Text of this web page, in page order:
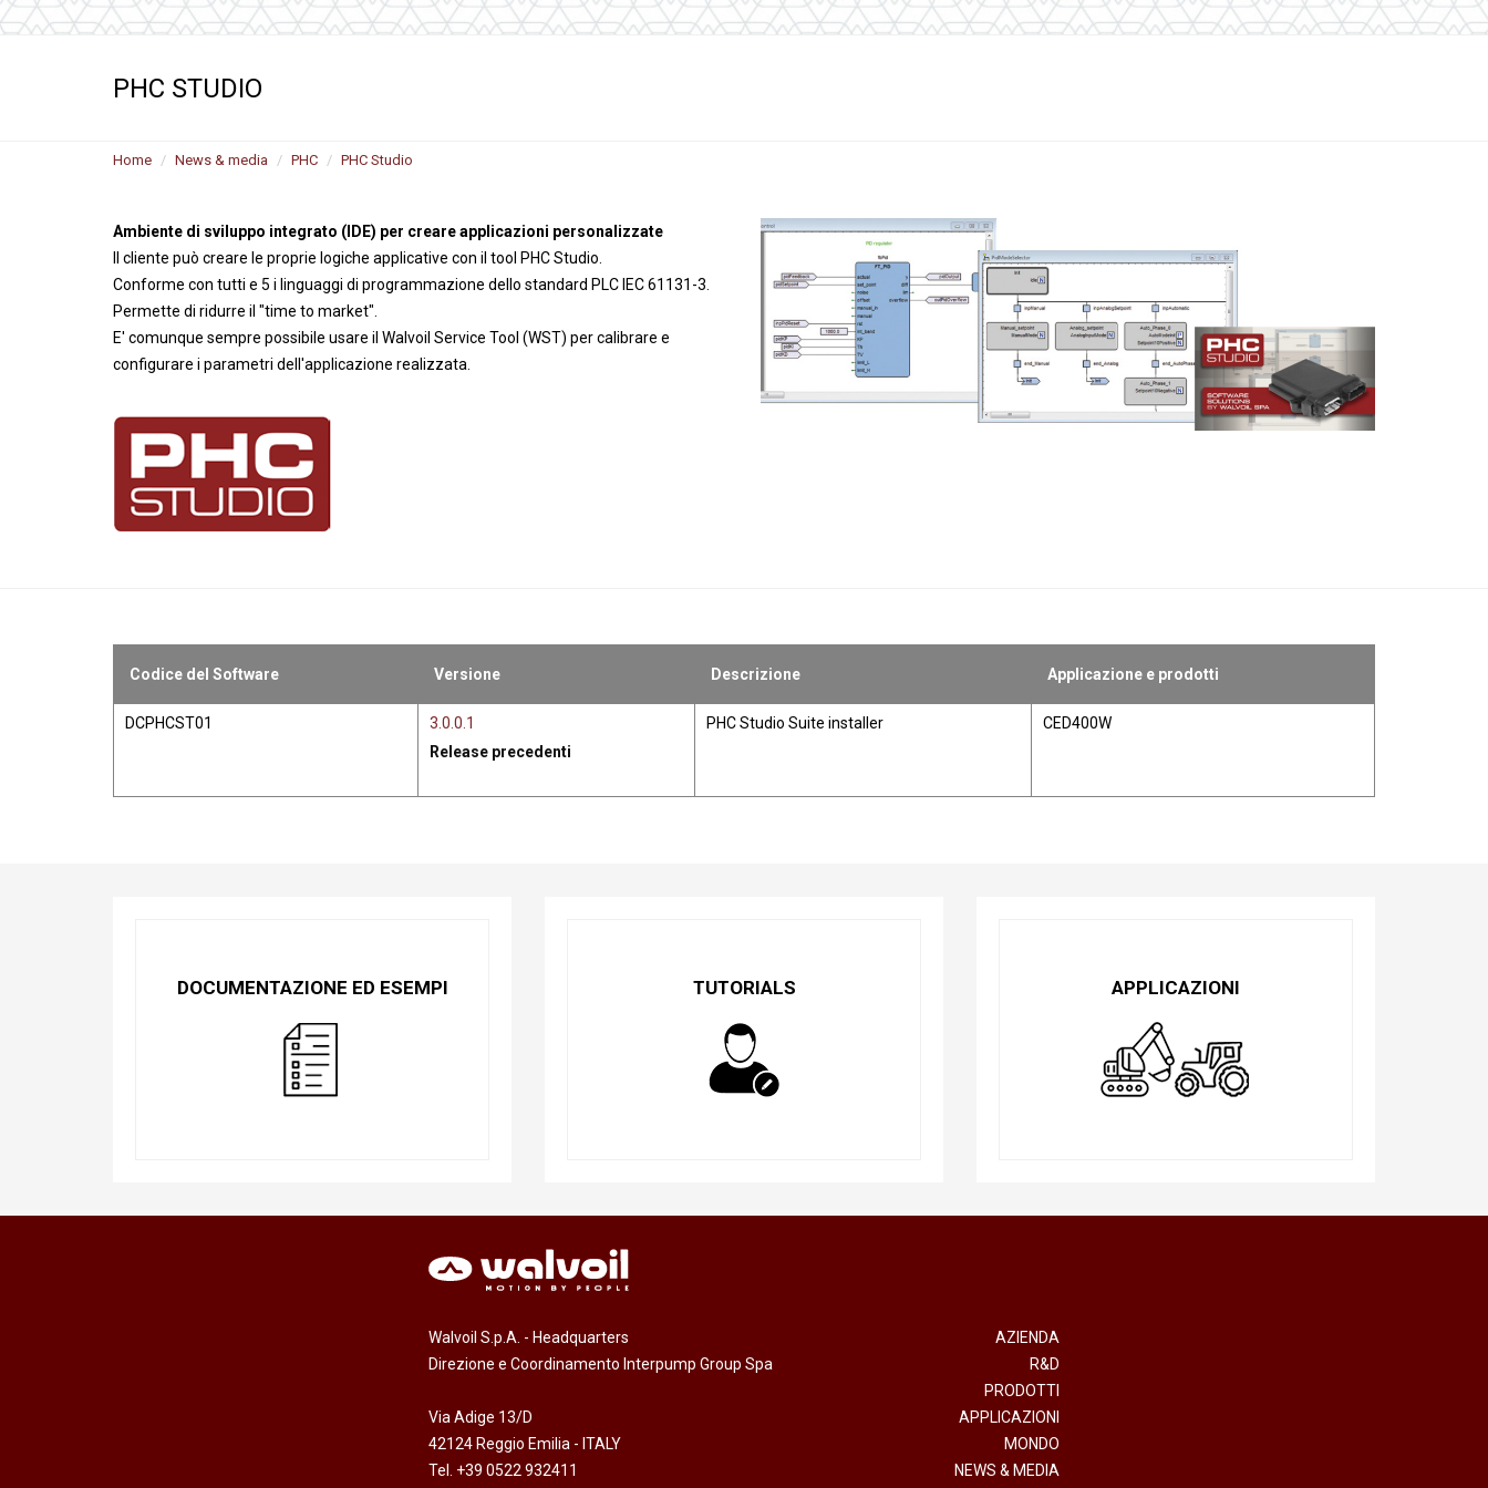
Motori ad ingranaggi in
ghisa
Servocomandi idraulici ed
Cablaggi
PHC STUDIO
Home News & media PHC PHC Studio
Ambiente di sviluppo integrato (IDE) per creare applicazioni personalizzate
Il cliente può creare le proprie logiche applicative con il tool PHC Studio.
Conforme con tutti e 5 i linguaggi di programmazione dello standard PLC IEC 61131-3.
Permette di ridurre il "time to market".
E' comunque sempre possibile usare il Walvoil Service Tool (WST) per calibrare e
configurare i parametri dell'applicazione realizzata.
Codice del Software Versione Descrizione Applicazione e prodotti
DCPHCST01
3.0.0.1
Release precedenti
PHC Studio Suite installer CED400W
DOCUMENTAZIONE ED ESEMPI TUTORIALS APPLICAZIONI
Walvoil S.p.A. - Headquarters
Direzione e Coordinamento Interpump Group Spa
Via Adige 13/D
42124 Reggio Emilia - ITALY
Tel. +39 0522 932411
AZIENDA
R&D
PRODOTTI
APPLICAZIONI
MONDO
NEWS & MEDIA